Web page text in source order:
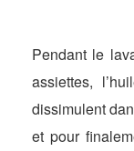
Pendant le
assiettes,
dissimulent
et pour